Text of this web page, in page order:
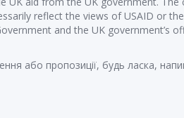
reflect the views of USAID or
and the UK government’s
або пропозиції, будь ласка,